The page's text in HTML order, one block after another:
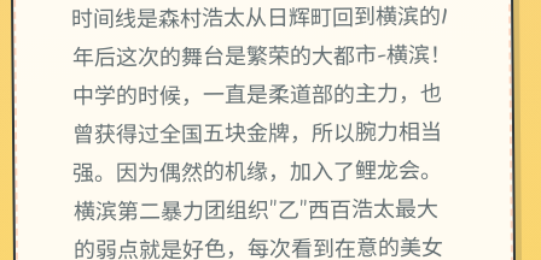
时间线是森村浩太从日辉町回到横滨的1
年后这次的舞台是繁荣的大都市-横滨！
中学的时候，一直是柔道部的主力，也
曾获得过全国五块金牌，所以腕力相当
强。因为偶然的机缘，加入了鲤龙会。
横滨第二暴力团组织"乙"西百浩太最大
的弱点就是好色，每次看到在意的美女